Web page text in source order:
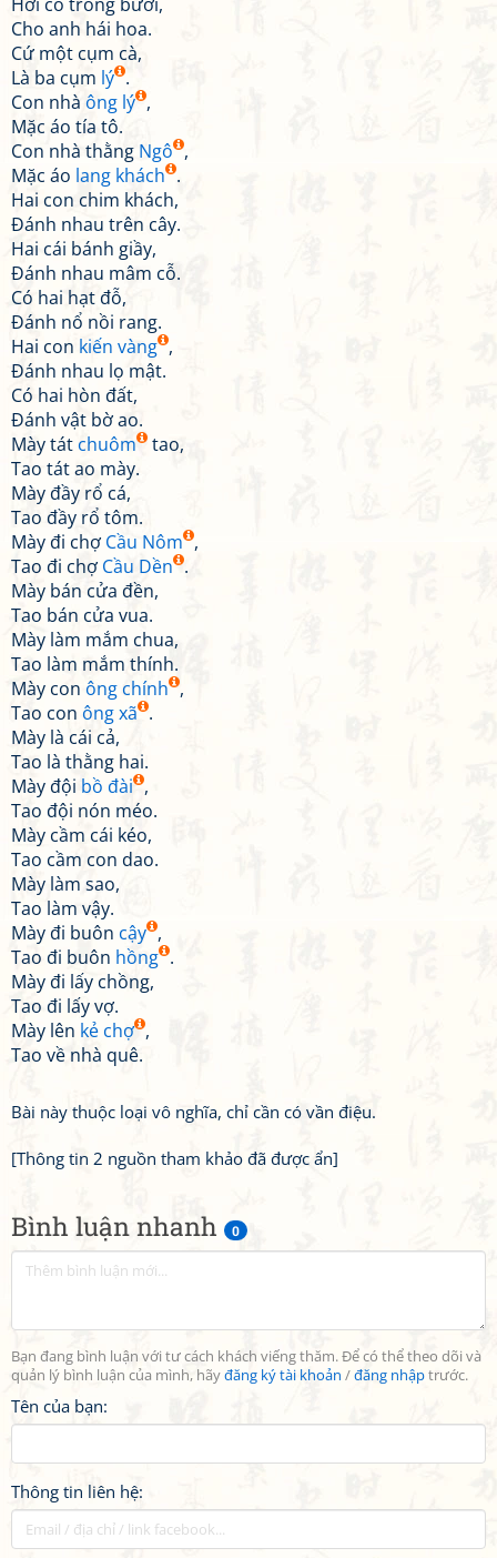
Bình luận nhanh 0
Bạn đang bình luận với tư cách khách viếng thăm. Để có thể theo dõi và
quản lý bình luận của mình, hãyđăng ký tài khoản /đăng nhậptrước.
Tên của bạn:
Thông tin liên hệ:
Cho anh hái hoa.
Cứ một cụm cà,
Là ba cụm lý .
Con nhà ông lý ,
Mặc áo tía tô.
Con nhà thằng Ngô ,
Mặc áo lang khách .
Hai con chim khách,
Đánh nhau trên cây.
Hai cái bánh giầy,
Đánh nhau mâm cỗ.
Có hai hạt đỗ,
Đánh nổ nồi rang.
Hai con kiến vàng ,
Đánh nhau lọ mật.
Có hai hòn đất,
Đánh vật bờ ao.
Mày tátchuôm
tao,
Tao tát ao mày.
Mày đầy rổ cá,
Tao đầy rổ tôm.
Mày đi chợ Cầu Nôm ,
Tao đi chợ Cầu Dền .
Mày bán cửa đền,
Tao bán cửa vua.
Mày làm mắm chua,
Tao làm mắm thính.
Mày con ông chính ,
Tao con ông xã .
Mày là cái cả,
Tao là thằng hai.
Mày đội bồ đài ,
Tao đội nón méo.
Mày cầm cái kéo,
Tao cầm con dao.
Mày làm sao,
Tao làm vậy.
Mày đi buôn cậy ,
Tao đi buôn hồng .
Mày đi lấy chồng,
Tao đi lấy vợ.
Mày lên kẻ chợ ,
Tao về nhà quê.
Bài này thuộc loại vô nghĩa, chỉ cần có vần điệu.
[Thông tin 2 nguồn tham khảo đã được ẩn]